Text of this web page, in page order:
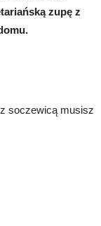
zupę z
soczewicą musisz